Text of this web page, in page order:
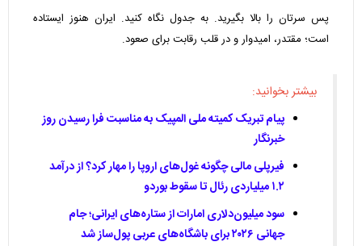
پس سرتان را بالا بگیرید. به جدول نگاه کنید. ایران هنوز ایستاده
است؛ مقتدر، امیدوار و در قلب رقابت برای صعود.
بیشتر بخوانید:
پیام تبریک کمیته ملی المپیک به مناسبت فرا رسیدن روز
خبرنگار
فیرپلی مالی چگونه غول‌های اروپا را مهار کرد؟ از درآمد
۱.۲ میلیاردی رئال تا سقوط بوردو
سود میلیون‌دلاری امارات از ستاره‌های ایرانی؛ جام
جهانی ۲۰۲۶ برای باشگاه‌های عربی پول‌ساز شد